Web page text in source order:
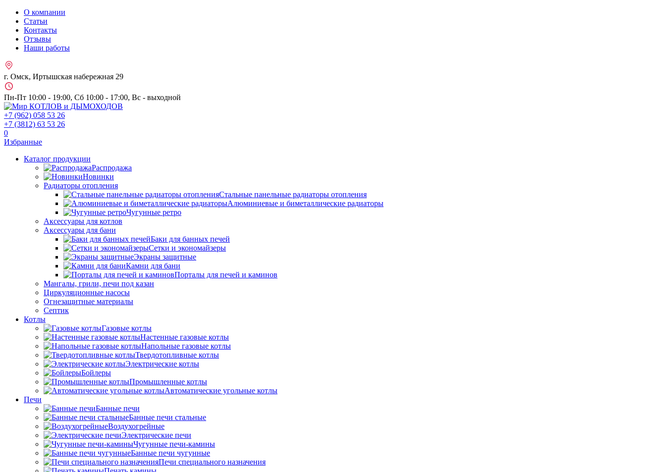
О компании
Статьи
Контакты
Отзывы
Наши работы
г. Омск, Иртышская набережная 29
Пн-Пт 10:00 - 19:00, Сб 10:00 - 17:00, Вс - выходной
+7 (962) 058 53 26
+7 (3812) 63 53 26
0
Избранные
Каталог продукции
Распродажа
Новинки
Радиаторы отопления
Стальные панельные радиаторы отопления
Алюминиевые и биметаллические радиаторы
Чугунные ретро
Аксессуары для котлов
Аксессуары для бани
Баки для банных печей
Сетки и экономайзеры
Экраны защитные
Камни для бани
Порталы для печей и каминов
Мангалы, грили, печи под казан
Циркуляционные насосы
Огнезащитные материалы
Септик
Котлы
Газовые котлы
Настенные газовые котлы
Напольные газовые котлы
Твердотопливные котлы
Электрические котлы
Бойлеры
Промышленные котлы
Автоматические угольные котлы
Печи
Банные печи
Банные печи стальные
Воздухогрейные
Электрические печи
Чугунные печи-камины
Банные печи чугунные
Печи специального назначения